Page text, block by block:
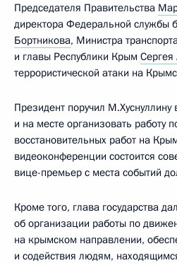
Председателя Правительства
директора Федеральной службы
Бортникова, Министра
и главы Республики Крым Сергея
террористической атаки на
Президент поручил М.Хуснуллину
и на месте организовать работу
восстановительных работ на
видеоконференции состоится
вице-премьер с места событий
Кроме того, глава государства
об организации работы по
на крымском направлении,
и содействия людям,